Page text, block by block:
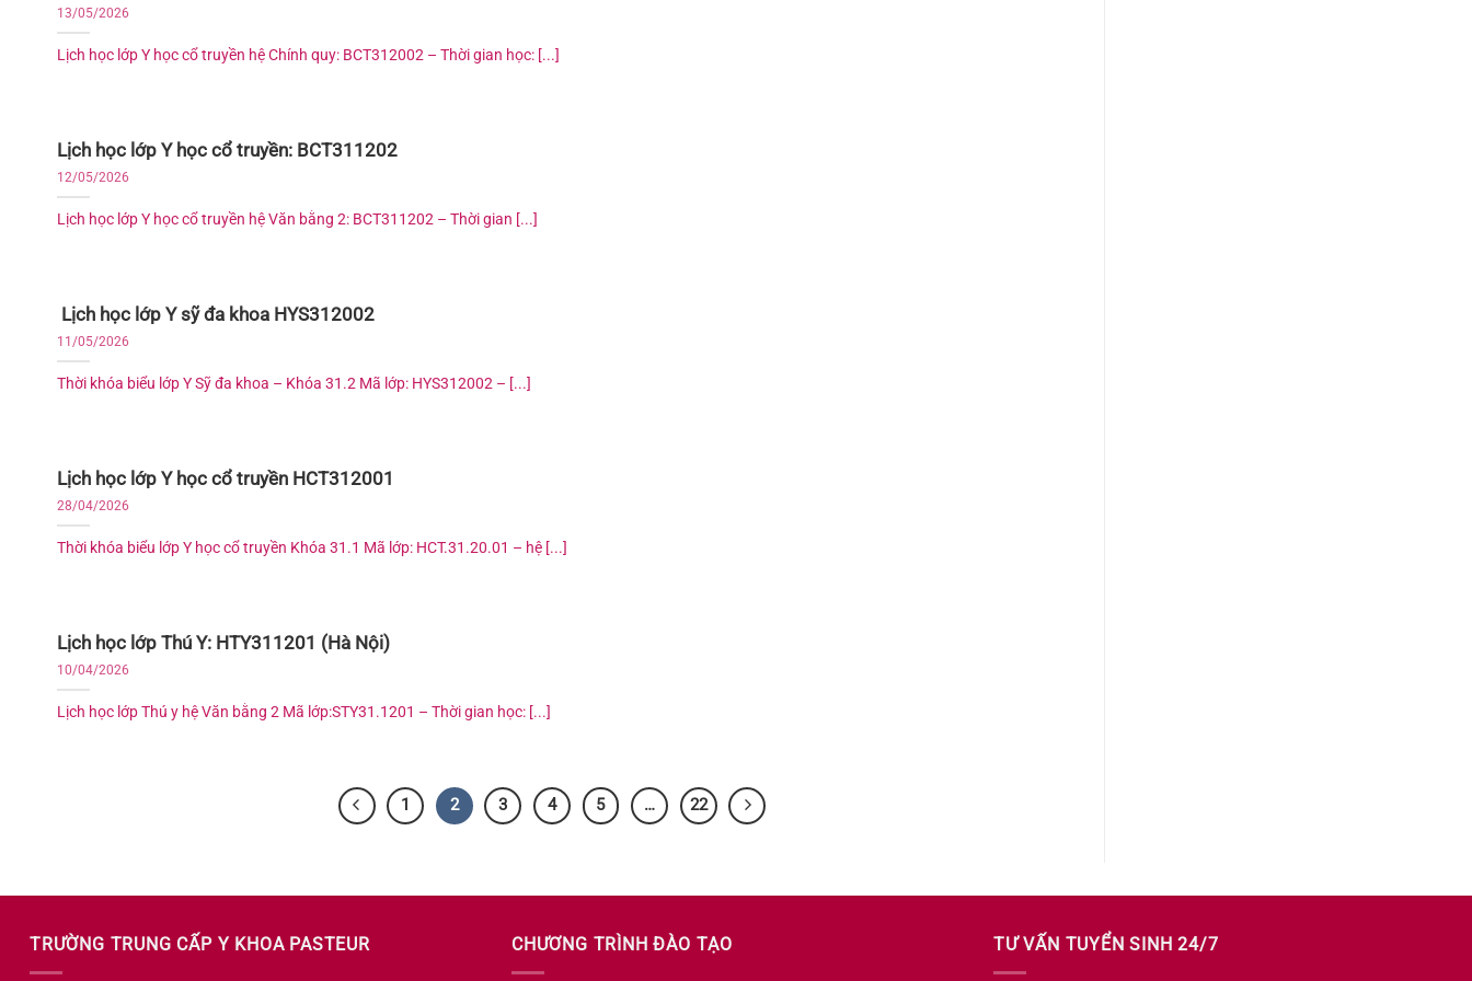
13/05/2026
Lịch học lớp Y học cổ truyền hệ Chính quy: BCT312002 – Thời gian học: [...]
Lịch học lớp Y học cổ truyền: BCT311202
12/05/2026
Lịch học lớp Y học cổ truyền hệ Văn bằng 2: BCT311202 – Thời gian [...]
Lịch học lớp Y sỹ đa khoa HYS312002
11/05/2026
Thời khóa biểu lớp Y Sỹ đa khoa – Khóa 31.2 Mã lớp: HYS312002 – [...]
Lịch học lớp Y học cổ truyền HCT312001
28/04/2026
Thời khóa biểu lớp Y học cổ truyền Khóa 31.1 Mã lớp: HCT.31.20.01 – hệ [...]
Lịch học lớp Thú Y: HTY311201 (Hà Nội)
10/04/2026
Lịch học lớp Thú y hệ Văn bằng 2 Mã lớp:STY31.1201 – Thời gian học: [...]
1 2 3 4 5 … 22
TRƯỜNG TRUNG CẤP Y KHOA PASTEUR CHƯƠNG TRÌNH ĐÀO TẠO TƯ VẤN TUYỂN SINH 24/7